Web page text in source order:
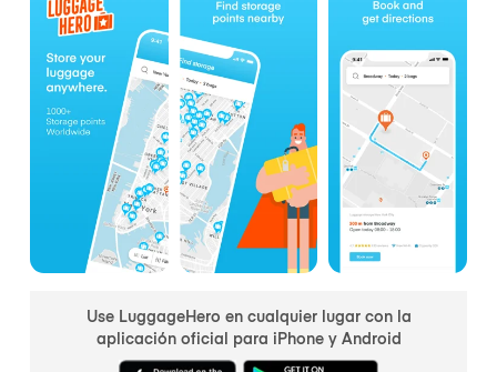
Use LuggageHero en cualquier lugar con la
aplicación oficial para iPhone y Android